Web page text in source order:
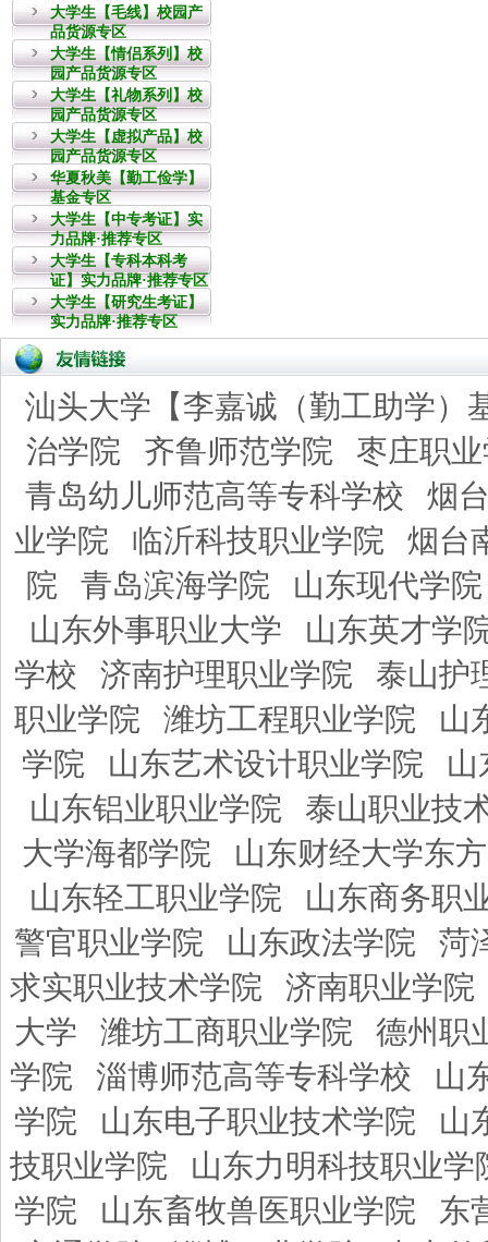
大学生【毛线】校园产
品货源专区
大学生【情侣系列】校
园产品货源专区
大学生【礼物系列】校
园产品货源专区
大学生【虚拟产品】校
园产品货源专区
华夏秋美【勤工俭学】
基金专区
大学生【中专考证】实
力品牌·推荐专区
大学生【专科本科考
证】实力品牌·推荐专区
大学生【研究生考证】
实力品牌·推荐专区
汕头大学【李嘉诚（勤工助学）
治学院
齐鲁师范学院
枣庄职
青岛幼儿师范高等专科学校
烟
业学院
临沂科技职业学院
烟台
院
青岛滨海学院
山东现代学院
山东外事职业大学
山东英才学
学校
济南护理职业学院
泰山护
职业学院
潍坊工程职业学院
山
学院
山东艺术设计职业学院
山
山东铝业职业学院
泰山职业技
大学海都学院
山东财经大学东
山东轻工职业学院
山东商务职
警官职业学院
山东政法学院
菏
求实职业技术学院
济南职业学院
大学
潍坊工商职业学院
德州职
学院
淄博师范高等专科学校
山
学院
山东电子职业技术学院
山
技职业学院
山东力明科技职业学
学院
山东畜牧兽医职业学院
东